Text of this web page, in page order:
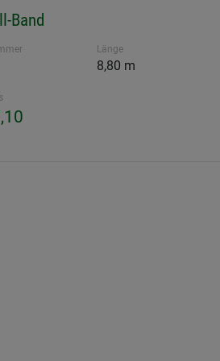
Band
Länge
8,80 m